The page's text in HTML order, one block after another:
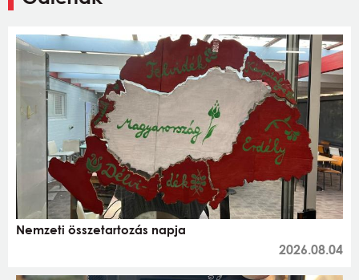
Nemzeti összetartozás napja
2026.08.04